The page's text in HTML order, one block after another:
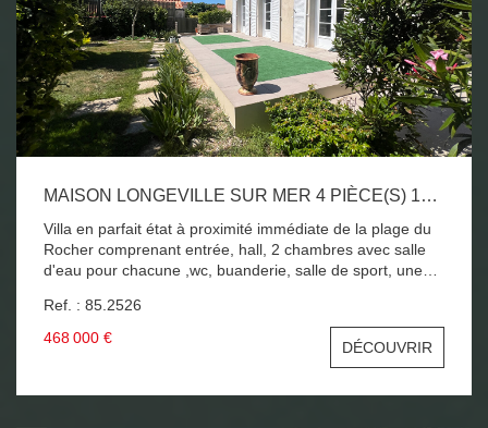
MAISON LONGEVILLE SUR MER 4 PIÈCE(S) 144 M2
Villa en parfait état à proximité immédiate de la plage du
Rocher comprenant entrée, hall, 2 chambres avec salle
d'eau pour chacune ,wc, buanderie, salle de sport, une
cheminée insert, cuisine américaine équipée, 3 ème
chambre avec salle de bains ,wc, 2 terrasses bien
exposées, grand garage, 357 m2 de terrain. DU VOLUME
POUR CETTE VILLA A PROXIMITE IMMEDIATE DE LA
PLAGE DU ROCHER !!! A SAISIR !!!
Ref. : 85.2526
468 000 €
DÉCOUVRIR